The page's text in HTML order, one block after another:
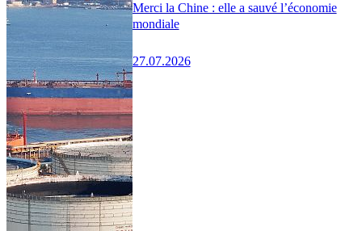
Merci la Chine : elle a sauvé l’économie
mondiale
27.07.2026